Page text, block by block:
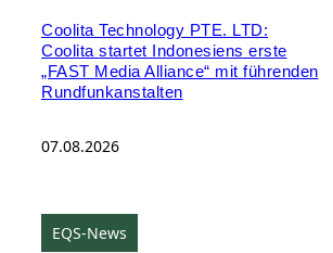
Coolita Technology PTE. LTD:
Coolita startet Indonesiens erste
„FAST Media Alliance“ mit führenden
Rundfunkanstalten
07.08.2026
EQS-News